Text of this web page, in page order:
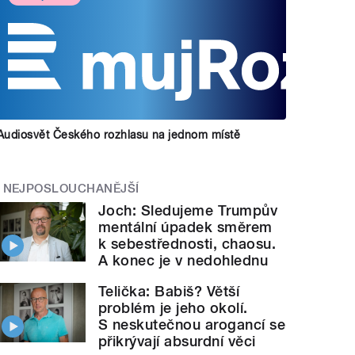
Českého rozhlasu na jednom místě
NEJPOSLOUCHANĚJŠÍ
Joch: Sledujeme Trumpův
mentální úpadek směrem
k sebestřednosti, chaosu.
A konec je v nedohlednu
Telička: Babiš? Větší
problém je jeho okolí.
S neskutečnou arogancí se
přikrývají absurdní věci